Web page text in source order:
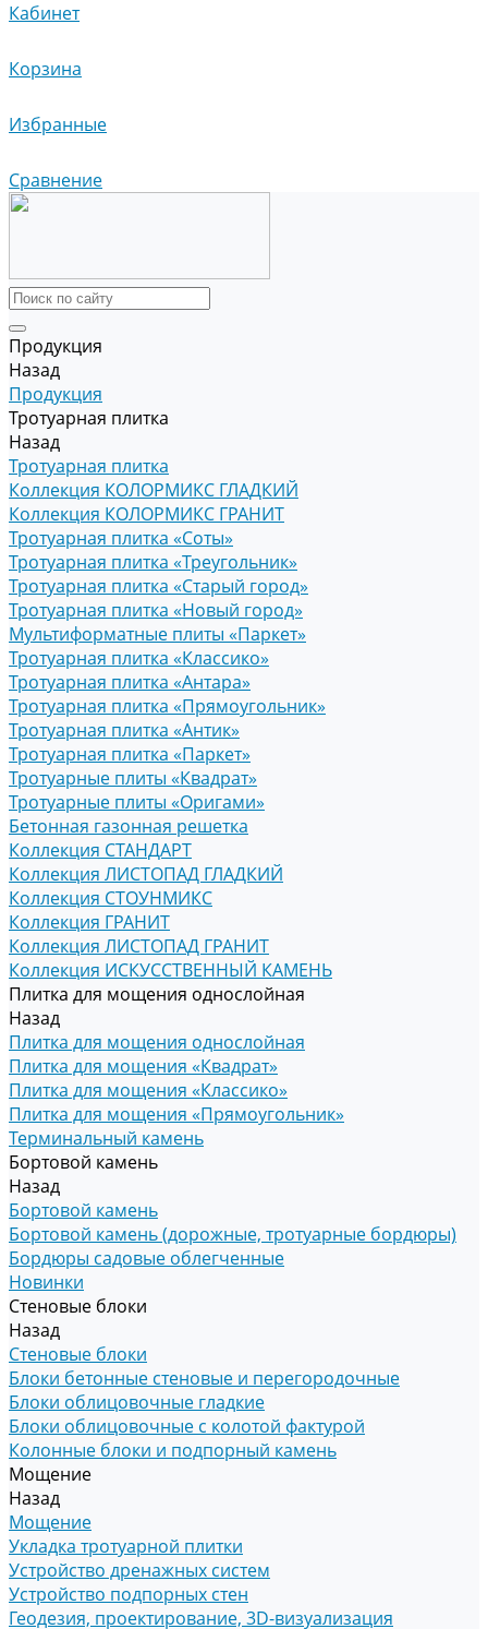
Кабинет
Корзина
Избранные
Сравнение
Продукция
Назад
Продукция
Тротуарная плитка
Назад
Тротуарная плитка
Коллекция КОЛОРМИКС ГЛАДКИЙ
Коллекция КОЛОРМИКС ГРАНИТ
Тротуарная плитка «Соты»
Тротуарная плитка «Треугольник»
Тротуарная плитка «Старый город»
Тротуарная плитка «Новый город»
Мультиформатные плиты «Паркет»
Тротуарная плитка «Классико»
Тротуарная плитка «Антара»
Тротуарная плитка «Прямоугольник»
Тротуарная плитка «Антик»
Тротуарная плитка «Паркет»
Тротуарные плиты «Квадрат»
Тротуарные плиты «Оригами»
Бетонная газонная решетка
Коллекция СТАНДАРТ
Коллекция ЛИСТОПАД ГЛАДКИЙ
Коллекция СТОУНМИКС
Коллекция ГРАНИТ
Коллекция ЛИСТОПАД ГРАНИТ
Коллекция ИСКУССТВЕННЫЙ КАМЕНЬ
Плитка для мощения однослойная
Назад
Плитка для мощения однослойная
Плитка для мощения «Квадрат»
Плитка для мощения «Классико»
Плитка для мощения «Прямоугольник»
Терминальный камень
Бортовой камень
Назад
Бортовой камень
Бортовой камень (дорожные, тротуарные бордюры)
Бордюры садовые облегченные
Новинки
Стеновые блоки
Назад
Стеновые блоки
Блоки бетонные стеновые и перегородочные
Блоки облицовочные гладкие
Блоки облицовочные с колотой фактурой
Колонные блоки и подпорный камень
Мощение
Назад
Мощение
Укладка тротуарной плитки
Устройство дренажных систем
Устройство подпорных стен
Геодезия, проектирование, 3D-визуализация